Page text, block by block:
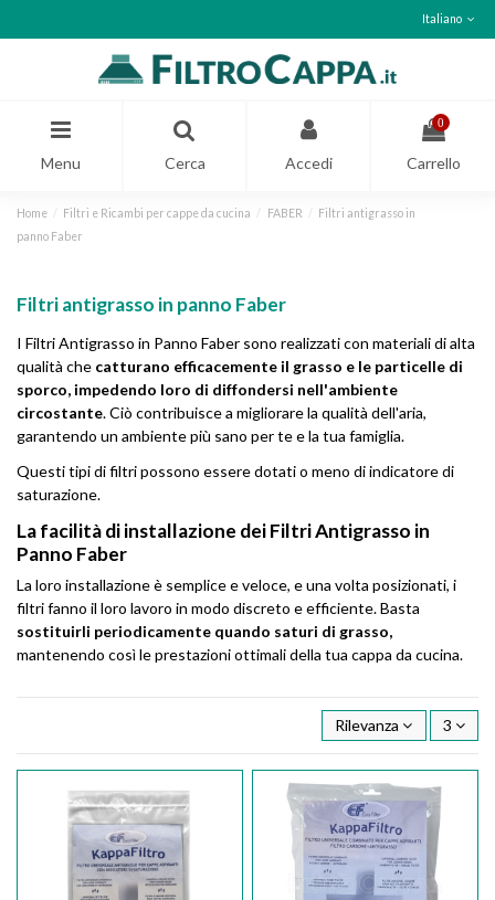
Italiano
Menu Cerca Accedi
0
Carrello
Home Filtri e Ricambi per cappe da cucina FABER
Filtri antigrasso in
panno Faber
Filtri antigrasso in panno Faber
I Filtri Antigrasso in Panno Faber sono realizzati con materiali di alta
qualità che catturano efficacemente il grasso e le particelle di
sporco, impedendo loro di diffondersi nell'ambiente
circostante. Ciò contribuisce a migliorare la qualità dell'aria,
garantendo un ambiente più sano per te e la tua famiglia.
Questi tipi di filtri possono essere dotati o meno di indicatore di
saturazione.
La facilità di installazione dei Filtri Antigrasso in
Panno Faber
La loro installazione è semplice e veloce, e una volta posizionati, i
filtri fanno il loro lavoro in modo discreto e efficiente. Basta
sostituirli periodicamente quando saturi di grasso,
mantenendo così le prestazioni ottimali della tua cappa da cucina.
Rilevanza 3